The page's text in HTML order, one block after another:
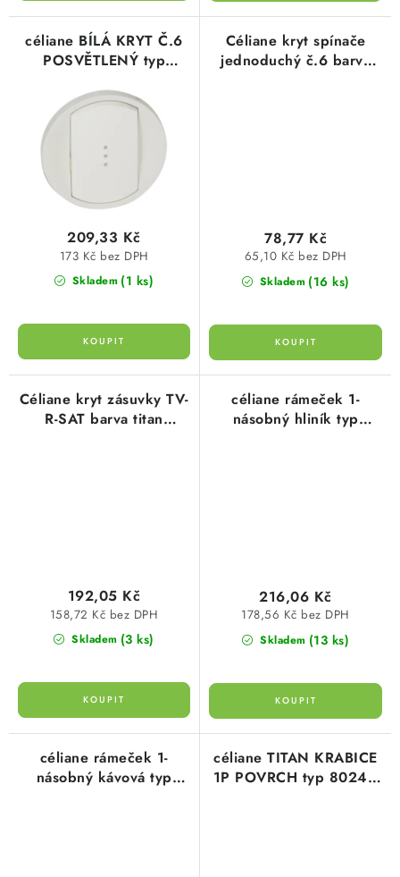
céliane BÍLÁ KRYT Č.6
POSVĚTLENÝ typ
Skladem (1 ks)
173 Kč bez DPH
209,33 Kč
Céliane kryt spínače
jednoduchý č.6 barva
Skladem (16 ks)
65,10 Kč bez DPH
78,77 Kč
Céliane kryt zásuvky TV-
R-SAT barva titan
Skladem (3 ks)
158,72 Kč bez DPH
192,05 Kč
céliane rámeček 1-
násobný hliník typ
Skladem (13 ks)
178,56 Kč bez DPH
216,06 Kč
céliane rámeček 1-
násobný kávová typ
céliane TITAN KRABICE
1P POVRCH typ 80244